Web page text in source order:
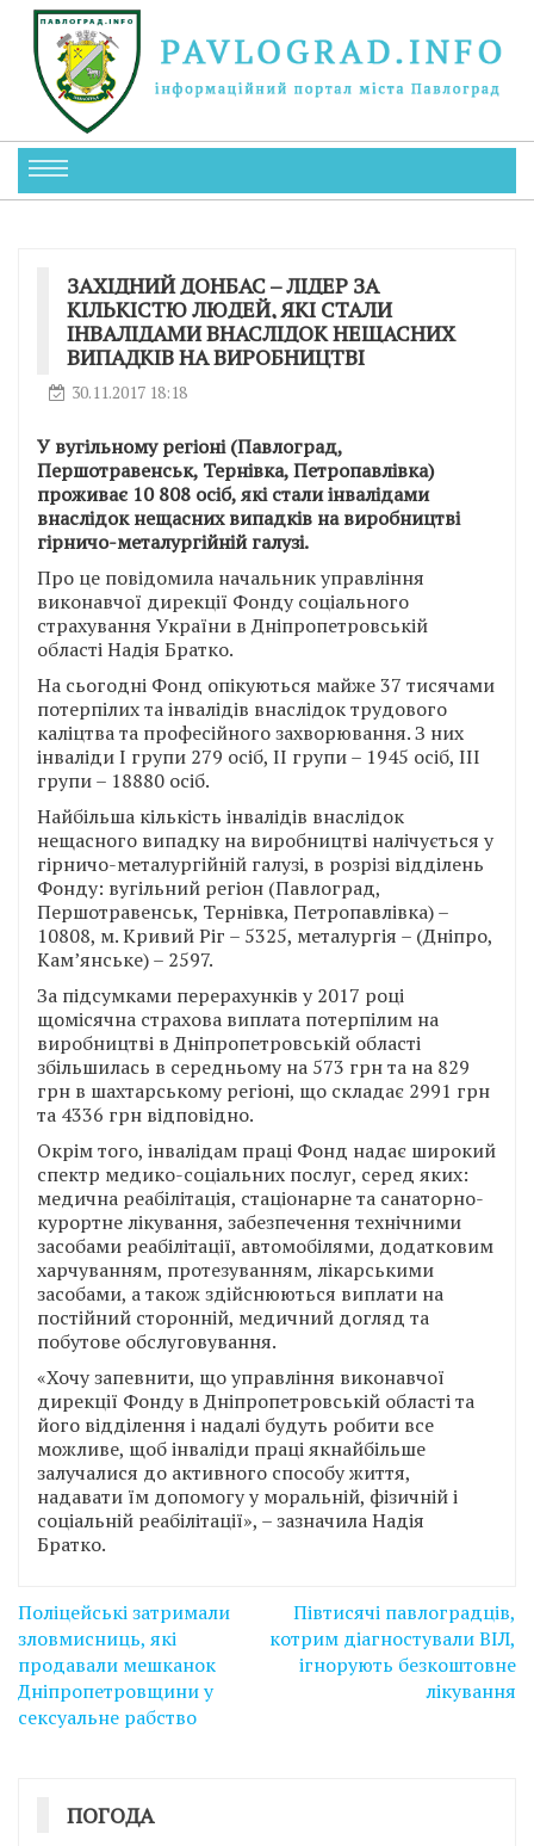
ЗАХІДНИЙ ДОНБАС – ЛІДЕР ЗА
КІЛЬКІСТЮ ЛЮДЕЙ, ЯКІ СТАЛИ
ІНВАЛІДАМИ ВНАСЛІДОК НЕЩАСНИХ
ВИПАДКІВ НА ВИРОБНИЦТВІ
30.11.2017 18:18
У вугільному регіоні (Павлоград,
Першотравенськ, Тернівка, Петропавлівка)
проживає 10 808 осіб, які стали інвалідами
внаслідок нещасних випадків на виробництві
гірничо-металургійній галузі.
Про це повідомила начальник управління
виконавчої дирекції Фонду соціального
страхування України в Дніпропетровській
області Надія Братко.
На сьогодні Фонд опікуються майже 37 тисячами
потерпілих та інвалідів внаслідок трудового
каліцтва та професійного захворювання. З них
інваліди І групи 279 осіб, ІІ групи – 1945 осіб, ІІІ
групи – 18880 осіб.
Найбільша кількість інвалідів внаслідок
нещасного випадку на виробництві налічується у
гірничо-металургійній галузі, в розрізі відділень
Фонду: вугільний регіон (Павлоград,
Першотравенськ, Тернівка, Петропавлівка) –
10808, м. Кривий Ріг – 5325, металургія – (Дніпро,
Кам’янське) – 2597.
За підсумками перерахунків у 2017 році
щомісячна страхова виплата потерпілим на
виробництві в Дніпропетровській області
збільшилась в середньому на 573 грн та на 829
грн в шахтарському регіоні, що складає 2991 грн
та 4336 грн відповідно.
Окрім того, інвалідам праці Фонд надає широкий
спектр медико-соціальних послуг, серед яких:
медична реабілітація, стаціонарне та санаторно-
курортне лікування, забезпечення технічними
засобами реабілітації, автомобілями, додатковим
харчуванням, протезуванням, лікарськими
засобами, а також здійснюються виплати на
постійний сторонній, медичний догляд та
побутове обслуговування.
«Хочу запевнити, що управління виконавчої
дирекції Фонду в Дніпропетровській області та
його відділення і надалі будуть робити все
можливе, щоб інваліди праці якнайбільше
залучалися до активного способу життя,
надавати їм допомогу у моральній, фізичній і
соціальній реабілітації», – зазначила Надія
Братко.
Навігація
записів
Поліцейські затримали
зловмисниць, які
продавали мешканок
Дніпропетровщини у
сексуальне рабство
Півтисячі павлоградців,
котрим діагностували ВІЛ,
ігнорують безкоштовне
лікування
ПОГОДА